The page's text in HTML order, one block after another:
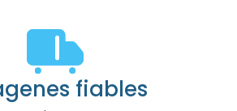
fiables